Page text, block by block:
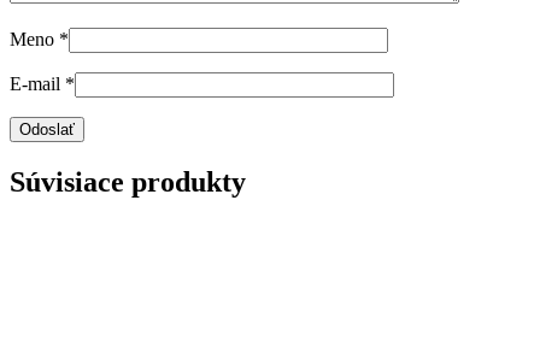
Meno *
E-mail *
Súvisiace produkty